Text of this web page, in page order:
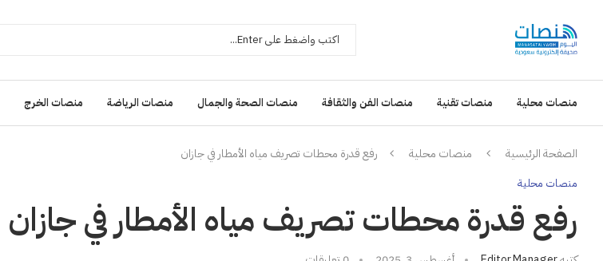
منصات محلية منصات تقنية منصات الفن والثقافة منصات الصحة والجمال منصات الرياضة منصات الخرج
الصفحة الرئيسية منصات محلية رفع قدرة محطات تصريف مياه الأمطار في جازان
منصات محلية
رفع قدرة محطات تصريف مياه الأمطار في جازان